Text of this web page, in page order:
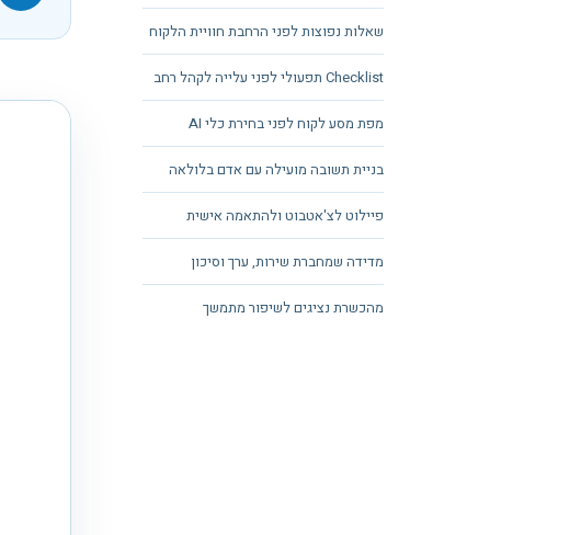
שאלות נפוצות לפני הרחבת חוויית הלקוח
Checklist תפעולי לפני עלייה לקהל רחב
מפת מסע לקוח לפני בחירת כלי AI
בניית תשובה מועילה עם אדם בלולאה
פיילוט לצ'אטבוט ולהתאמה אישית
מדידה שמחברת שירות, ערך וסיכון
מהכשרת נציגים לשיפור מתמשך